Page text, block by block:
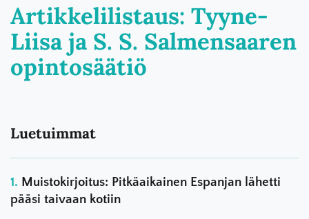
Artikkelilistaus: Tyyne-
Liisa ja S. S. Salmensaaren
opintosäätiö
Luetuimmat
Muistokirjoitus: Pitkäaikainen Espanjan lähetti
pääsi taivaan kotiin